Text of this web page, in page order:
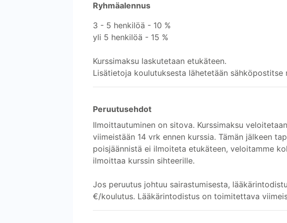
Ryhmäalennus
3 - 5 henkilöä - 10 %
yli 5 henkilöä - 15 %
Kurssimaksu laskutetaan etukäteen.
Lisätietoja koulutuksesta lähetetään sähköpostitse
Peruutusehdot
Ilmoittautuminen on sitova. Kurssimaksu
viimeistään 14 vrk ennen kurssia. Tämän jälkeen
poisjäännistä ei ilmoiteta etukäteen, veloitamme
ilmoittaa kurssin sihteerille.
Jos peruutus johtuu sairastumisesta,
€/koulutus. Lääkärintodistus on toimitettava